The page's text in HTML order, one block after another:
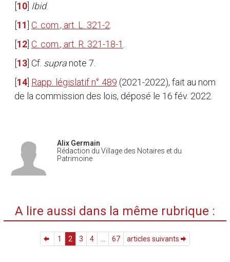
10 Ibid.
11 C. com., art. L. 321-2
12 C. com., art. R. 321-18-1
13 Cf. supranote 7.
14 Rapp. législatif n° 489 (2021-2022), fait au nom
de la commission des lois, déposé le 16 fév. 2022.
Alix Germain
Rédaction du Village des Notaires et du
Patrimoine
A lire aussi dans la même rubrique :
1 2 3 4 67 articles suivants